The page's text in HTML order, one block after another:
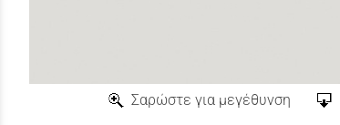
Σαρώστε για μεγέθυνση